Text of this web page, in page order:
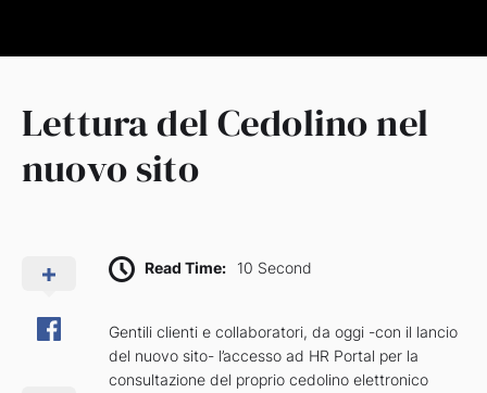
Lettura del Cedolino nel
nuovo sito
Read Time: 10 Second
Gentili clienti e collaboratori, da oggi -con il lancio
del nuovo sito- l’accesso ad HR Portal per la
consultazione del proprio cedolino elettronico